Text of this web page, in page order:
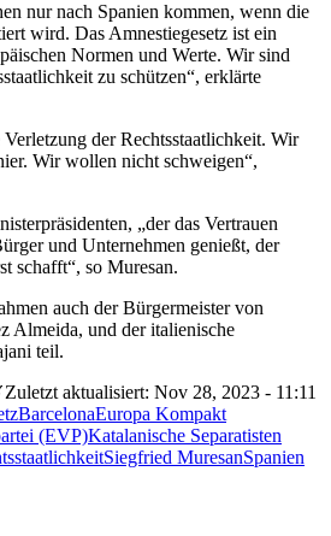
nur nach Spanien kommen, wenn die
wird. Das Amnestiegesetz ist ein
Normen und Werte. Wir sind
zu schützen“, erklärte
der Rechtsstaatlichkeit. Wir
Wir wollen nicht schweigen“,
„der das Vertrauen
und Unternehmen genießt, der
schafft“, so Muresan.
auch der Bürgermeister von
Almeida, und der italienische
teil.
Zuletzt aktualisiert: Nov 28, 2023 - 11:11
BarcelonaEuropa Kompakt
(EVP)Katalanische Separatisten
Siegfried MuresanSpanien